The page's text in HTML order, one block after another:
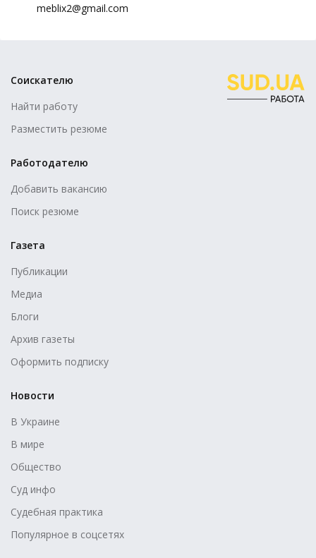
meblix2@gmail.com
Соискателю
Найти работу
Разместить резюме
Работодателю
Добавить вакансию
Поиск резюме
Газета
Публикации
Медиа
Блоги
Архив газеты
Оформить подписку
Новости
В Украине
В мире
Общество
Суд инфо
Судебная практика
Популярное в соцсетях